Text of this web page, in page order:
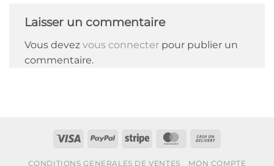
Laisser un commentaire
Vous devez vous connecter pour publier un
commentaire.
Visa PayPal Stripe MasterCard
CONDITIONS GENERALES DE VENTES MON COMPTE